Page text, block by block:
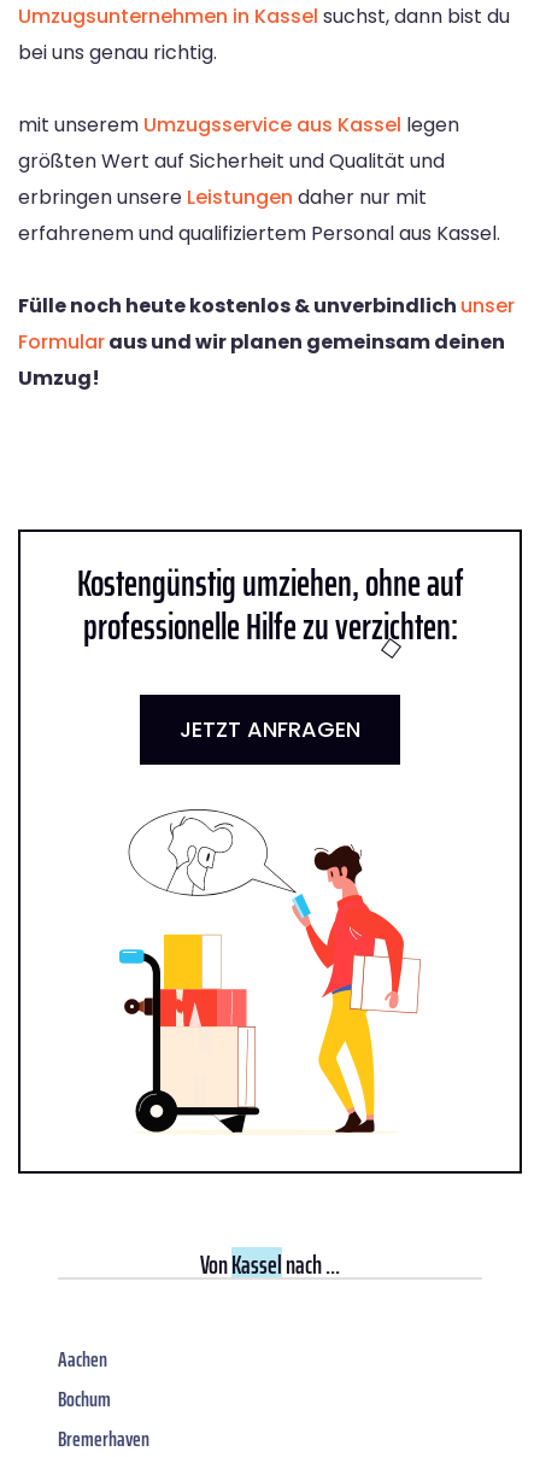
Umzugsunternehmen in Kassel suchst, dann bist du
bei uns genau richtig.
mit unserem Umzugsservice aus Kassel legen
größten Wert auf Sicherheit und Qualität und
erbringen unsere Leistungen daher nur mit
erfahrenem und qualifiziertem Personal aus Kassel.
Fülle noch heute kostenlos & unverbindlich unser
Formularaus und wir planen gemeinsam deinen
Umzug!
Kostengünstig umziehen, ohne auf
professionelle Hilfe zu verzichten:
JETZT ANFRAGEN
VonKasselnach ...
Aachen
Bochum
Bremerhaven